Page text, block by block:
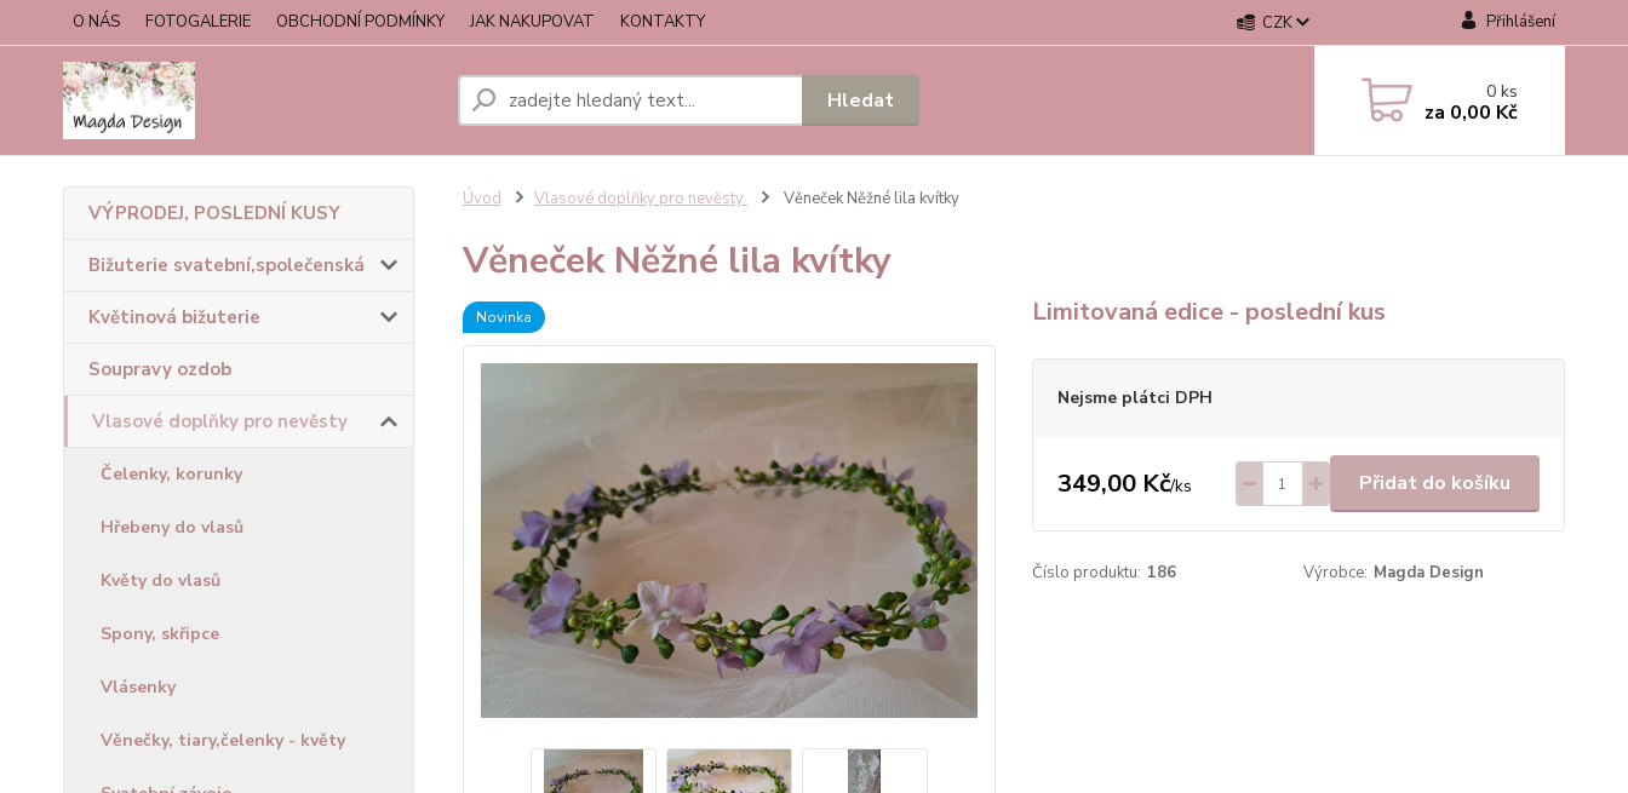
O NÁS FOTOGALERIE OBCHODNÍ PODMÍNKY JAK NAKUPOVAT KONTAKTY CZK Přihlášení
Hledat 0ks
za 0,00 Kč
VÝPRODEJ, POSLEDNÍ KUSY
Bižuterie svatební,společenská
Květinová bižuterie
Soupravy ozdob
Vlasové doplňky pro nevěsty
Čelenky, korunky
Hřebeny do vlasů
Květy do vlasů
Spony, skřipce
Vlásenky
Věnečky, tiary,čelenky - květy
Úvod Vlasové doplňky pro nevěsty Věneček Něžné lila kvítky
Věneček Něžné lila kvítky
Novinka Limitovaná edice - poslední kus
Nejsme plátci DPH
349,00 Kč/ks Přidat do košíku
Číslo produktu: 186 Výrobce: Magda Design